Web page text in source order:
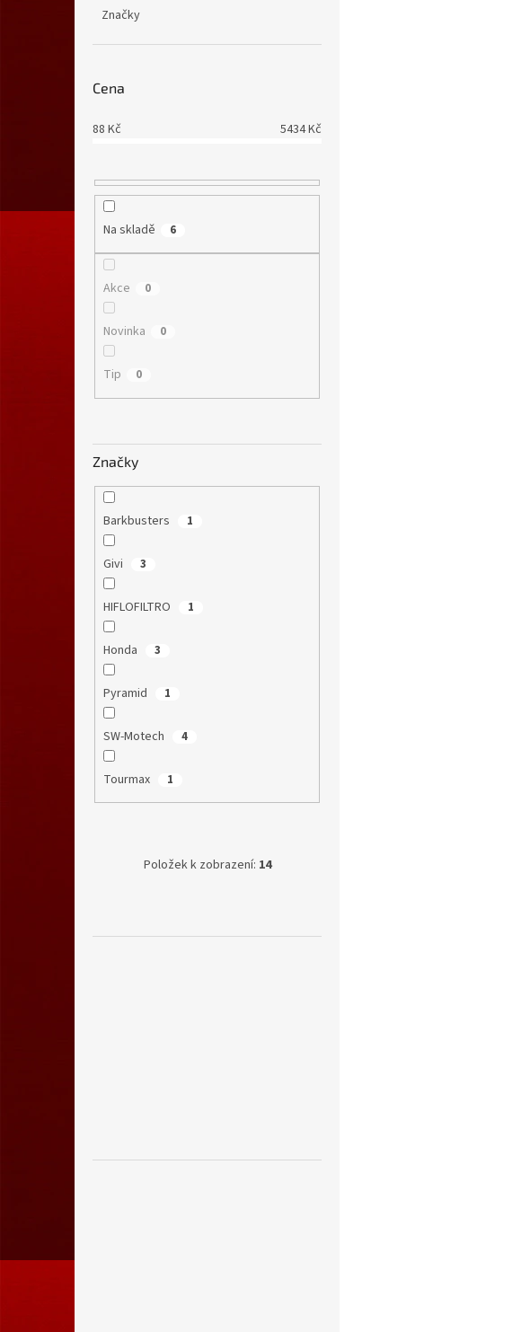
Značky
Cena
88 Kč 5434Kč
Na skladě 6
Akce 0
Novinka 0
Tip 0
Značky
Barkbusters 1
Givi 3
HIFLOFILTRO 1
Honda 3
Pyramid 1
SW-Motech 4
Tourmax 1
Položek k zobrazení: 14